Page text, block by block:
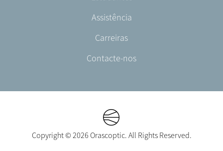
Assistência
Carreiras
Contacte-nos
Copyright © 2026 Orascoptic. All Rights Reserved.